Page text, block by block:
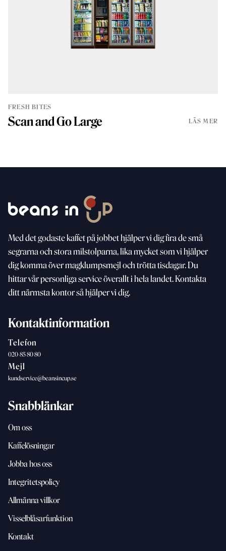
FRESH BITES
Scan and Go Large LÄS MER
Meddet godaste kaffet på jobbet hjälper vi dig fira de små
segrarna och stora milstolparna, lika mycket som vihjälper
dig komma över magklumpsmejl och tröttatisdagar. Du
hittar vår personliga service överallt i hela landet. Kontakta
ditt närmsta kontor så hjälper vi dig.
Kontaktinformation
Telefon
020-85 80 80
Mejl
kundservice@beansincup.se
Snabblänkar
Om oss
Kaffelösningar
Jobba hos oss
Integritetspolicy
Allmänna villkor
Visselblåsarfunktion
Kontakt